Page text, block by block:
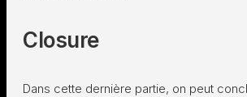
Closure
Dans cette dernière partie, on peut